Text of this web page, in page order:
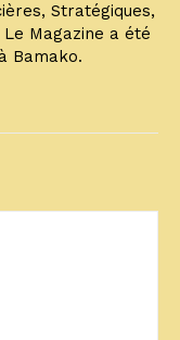
Stratégiques,
Magazine a été
Bamako.